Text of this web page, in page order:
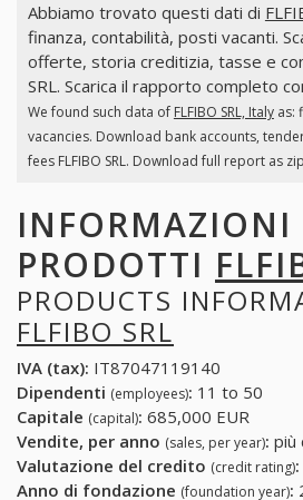
Abbiamo trovato questi dati di
finanza, contabilità, posti vacanti.
offerte, storia creditizia, tasse e
SRL. Scarica il rapporto completo
We found such data of FLFIBO SRL, Italyas:
vacancies. Download bank accounts,
fees FLFIBO SRL. Download full report as
INFORMAZIONI
PRODOTTI
PRODUCTS
FLFIBO SRL
IVA (tax): IT87047119140
Dipendenti (employees): 11 to 50
Capitale (capital): 685,000 EUR
Vendite, per anno (sales, per year): più
Valutazione del credito (credit rating):
Anno di fondazione (foundation year):